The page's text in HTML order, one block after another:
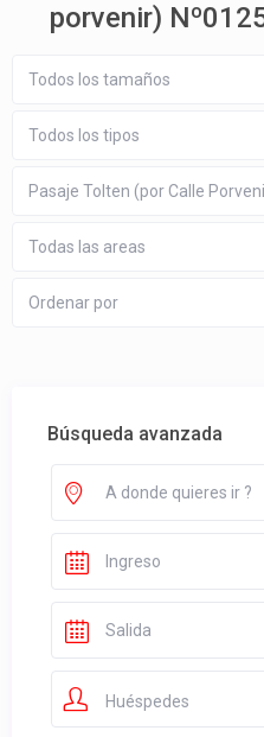
porvenir)
Todos los tamaños
Todos los tipos
Pasaje Tolten (por Calle
Todas las areas
Ordenar por
Búsqueda avanzada
Huéspedes